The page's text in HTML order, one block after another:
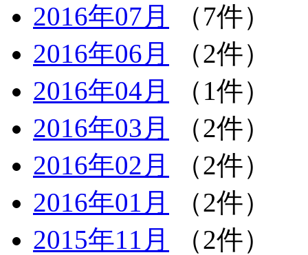
2016年07月
（7件）
2016年06月
（2件）
2016年04月
（1件）
2016年03月
（2件）
2016年02月
（2件）
2016年01月
（2件）
2015年11月
（2件）